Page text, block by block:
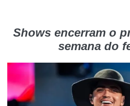
Shows encerram o
semana do